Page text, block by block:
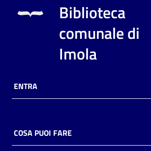
Risorse
online
Biblioteca
comunale di
Imola
ENTRA
COSA PUOI FARE